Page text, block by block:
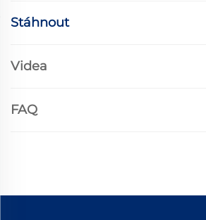
Stáhnout
Videa
FAQ